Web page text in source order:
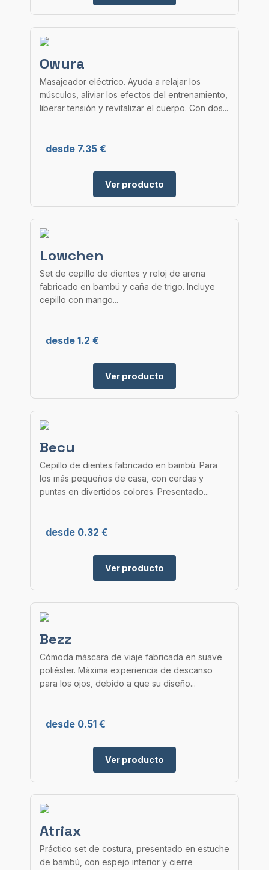
Owura
Masajeador eléctrico. Ayuda a relajar los
músculos, aliviar los efectos del entrenamiento,
liberar tensión y revitalizar el cuerpo. Con dos...
desde 7.35 €
Ver producto
Lowchen
Set de cepillo de dientes y reloj de arena
fabricado en bambú y caña de trigo. Incluye
cepillo con mango...
desde 1.2 €
Ver producto
Becu
Cepillo de dientes fabricado en bambú. Para
los más pequeños de casa, con cerdas y
puntas en divertidos colores. Presentado...
desde 0.32 €
Ver producto
Bezz
Cómoda máscara de viaje fabricada en suave
poliéster. Máxima experiencia de descanso
para los ojos, debido a que su diseño...
desde 0.51 €
Ver producto
Atriax
Práctico set de costura, presentado en estuche
de bambú, con espejo interior y cierre